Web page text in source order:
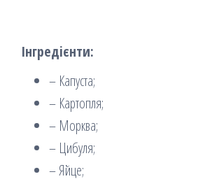
Інгредієнти:
– Капуста;
– Картопля;
– Морква;
– Цибуля;
– Яйце;